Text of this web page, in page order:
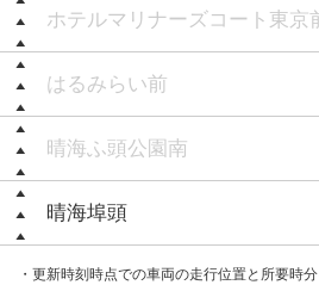
ホテルマリナーズコート東京
はるみらい前
晴海ふ頭公園南
晴海埠頭
・更新時刻時点での車両の走行位置と所要時